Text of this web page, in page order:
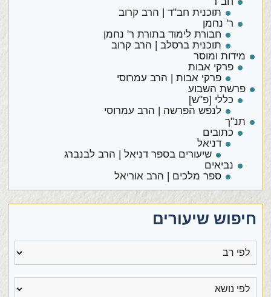
תוכנית חב"ד | הרב קרוב
ר' נחמן
חבורת לימוד בתורת ר' נחמן
תוכנית ברסלב | הרב קרוב
מידות ומוסר
פרקי אבות
פרקי אבות | הרב עמרוסי
פרשת השבוע
כללי [פ"ש]
לנפש הפרשה | הרב עמרוסי
תנ"ך
כתובים
דניאל
שיעורים בספר דניאל | הרב לבנברג
נביאים
ספר מלכים | הרב אוריאל
חיפוש שיעורים